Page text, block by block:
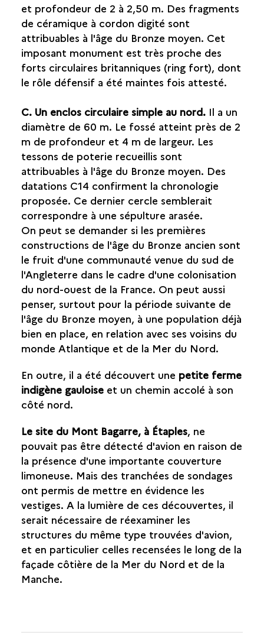
et profondeur de 2 à 2,50 m. Des fragments
de céramique à cordon digité sont
attribuables à l'âge du Bronze moyen. Cet
imposant monument est très proche des
forts circulaires britanniques (ring fort), dont
le rôle défensif a été maintes fois attesté.
C. Un enclos circulaire simple au nord.Il a un
diamètre de 60 m. Le fossé atteint près de 2
m de profondeur et 4 m de largeur. Les
tessons de poterie recueillis sont
attribuables à l'âge du Bronze moyen. Des
datations C14 confirment la chronologie
proposée. Ce dernier cercle semblerait
correspondre à une sépulture arasée.
On peut se demander si les premières
constructions de l'âge du Bronze ancien sont
le fruit d'une communauté venue du sud de
l'Angleterre dans le cadre d'une colonisation
du nord-ouest de la France. On peut aussi
penser, surtout pour la période suivante de
l'âge du Bronze moyen, à une population déjà
bien en place, en relation avec ses voisins du
monde Atlantique et de la Mer du Nord.
En outre, il a été découvert une petite ferme
indigène gauloiseet un chemin accolé à son
côté nord.
Le site du Mont Bagarre, à Étaples, ne
pouvait pas être détecté d'avion en raison de
la présence d'une importante couverture
limoneuse. Mais des tranchées de sondages
ont permis de mettre en évidence les
vestiges. A la lumière de ces découvertes, il
serait nécessaire de réexaminer les
structures du même type trouvées d'avion,
et en particulier celles recensées le long de la
façade côtière de la Mer du Nord et de la
Manche.